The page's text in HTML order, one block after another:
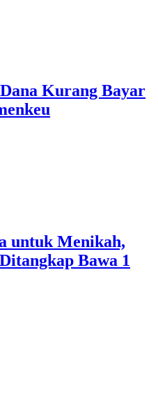
Kurang Bayar
untuk Menikah,
Bawa 1